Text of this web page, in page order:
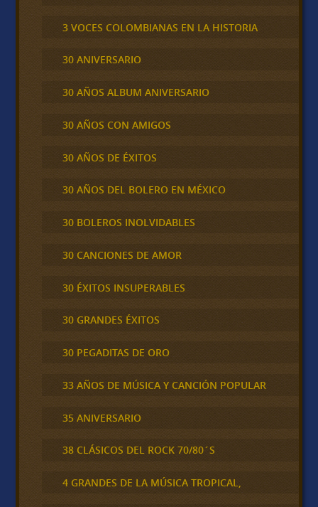
3 VOCES COLOMBIANAS EN LA HISTORIA
30 ANIVERSARIO
30 AÑOS ALBUM ANIVERSARIO
30 AÑOS CON AMIGOS
30 AÑOS DE ÉXITOS
30 AÑOS DEL BOLERO EN MÉXICO
30 BOLEROS INOLVIDABLES
30 CANCIONES DE AMOR
30 ÉXITOS INSUPERABLES
30 GRANDES ÉXITOS
30 PEGADITAS DE ORO
33 AÑOS DE MÚSICA Y CANCIÓN POPULAR
35 ANIVERSARIO
38 CLÁSICOS DEL ROCK 70/80´S
4 GRANDES DE LA MÚSICA TROPICAL,